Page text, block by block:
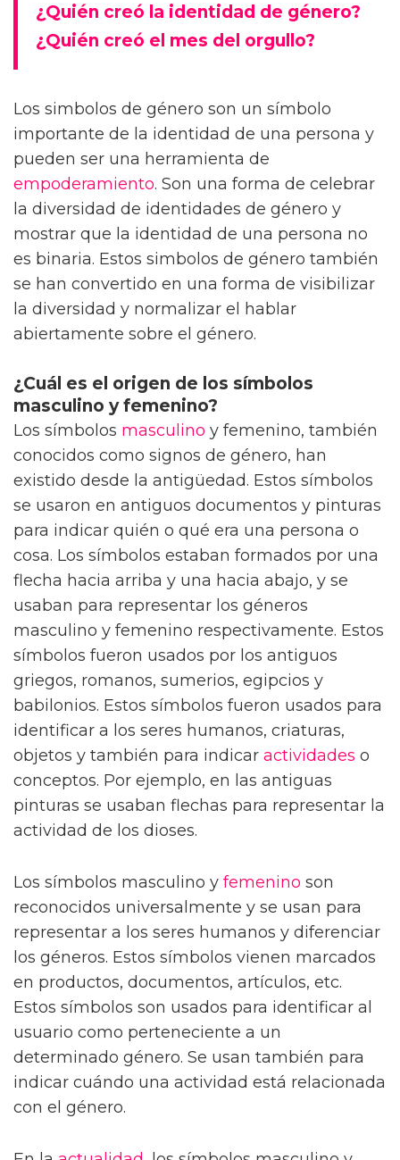
¿Quién creó la identidad de género?
¿Quién creó el mes del orgullo?
Los simbolos de género son un símbolo
importante de la identidad de una persona y
pueden ser una herramienta de
empoderamiento. Son una forma de celebrar
la diversidad de identidades de género y
mostrar que la identidad de una persona no
es binaria. Estos simbolos de género también
se han convertido en una forma de visibilizar
la diversidad y normalizar el hablar
abiertamente sobre el género.
¿Cuál es el origen de los símbolos
masculino y femenino?
Los símbolos masculino y femenino, también
conocidos como signos de género, han
existido desde la antigüedad. Estos símbolos
se usaron en antiguos documentos y pinturas
para indicar quién o qué era una persona o
cosa. Los símbolos estaban formados por una
flecha hacia arriba y una hacia abajo, y se
usaban para representar los géneros
masculino y femenino respectivamente. Estos
símbolos fueron usados por los antiguos
griegos, romanos, sumerios, egipcios y
babilonios. Estos símbolos fueron usados para
identificar a los seres humanos, criaturas,
objetos y también para indicar actividades o
conceptos. Por ejemplo, en las antiguas
pinturas se usaban flechas para representar la
actividad de los dioses.
Los símbolos masculino y femenino son
reconocidos universalmente y se usan para
representar a los seres humanos y diferenciar
los géneros. Estos símbolos vienen marcados
en productos, documentos, artículos, etc.
Estos símbolos son usados para identificar al
usuario como perteneciente a un
determinado género. Se usan también para
indicar cuándo una actividad está relacionada
con el género.